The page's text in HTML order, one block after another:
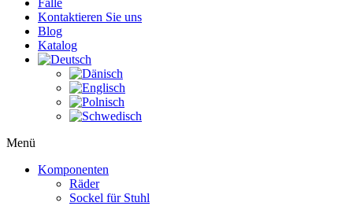
Fälle
Kontaktieren Sie uns
Blog
Katalog
Menü
Komponenten
Räder
Sockel für Stuhl